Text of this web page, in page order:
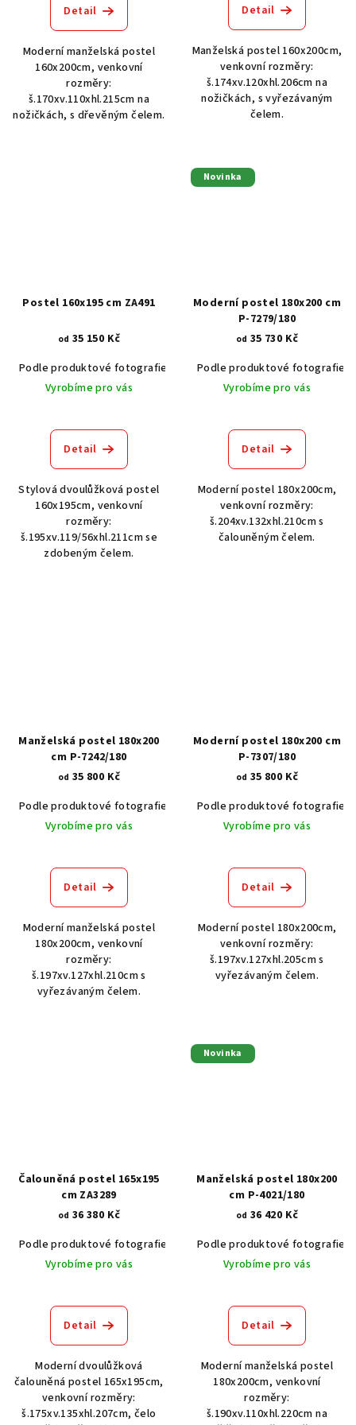
Detail
Moderní manželská postel
160x200cm, venkovní
rozměry:
š.170xv.110xhl.215cm na
nožičkách, s dřevěným čelem.
Detail
Manželská postel 160x200cm,
venkovní rozměry:
š.174xv.120xhl.206cm na
nožičkách, s vyřezávaným
čelem.
Postel 160x195 cm ZA491
od 35 150 Kč
Podle produktové fotografie
Akát vintage BT1551
Dub světlý
Vyrobíme pro vás
Detail
Stylová dvoulůžková postel
160x195cm, venkovní
rozměry:
š.195xv.119/56xhl.211cm se
zdobeným čelem.
Novinka
Moderní postel 180x200 cm
P-7279/180
od 35 730 Kč
Podle produktové fotografie
Vyrobíme pro vás
Detail
Moderní postel 180x200cm,
venkovní rozměry:
š.204xv.132xhl.210cm s
čalouněným čelem.
Manželská postel 180x200
cm P-7242/180
od 35 800 Kč
Podle produktové fotografie
Akát vintage BT1551
Dub světlý
Vyrobíme pro vás
Detail
Moderní manželská postel
180x200cm, venkovní
rozměry:
š.197xv.127xhl.210cm s
vyřezávaným čelem.
Moderní postel 180x200 cm
P-7307/180
od 35 800 Kč
Podle produktové fotografie
Vyrobíme pro vás
Detail
Moderní postel 180x200cm,
venkovní rozměry:
š.197xv.127xhl.205cm s
vyřezávaným čelem.
Čalouněná postel 165x195
cm ZA3289
od 36 380 Kč
Podle produktové fotografie
Akát vintage BT1551
Dub světlý
Vyrobíme pro vás
Detail
Moderní dvoulůžková
čalouněná postel 165x195cm,
venkovní rozměry:
š.175xv.135xhl.207cm, čelo
Novinka
Manželská postel 180x200
cm P-4021/180
od 36 420 Kč
Podle produktové fotografie
Vyrobíme pro vás
Detail
Moderní manželská postel
180x200cm, venkovní
rozměry:
š.190xv.110xhl.220cm na